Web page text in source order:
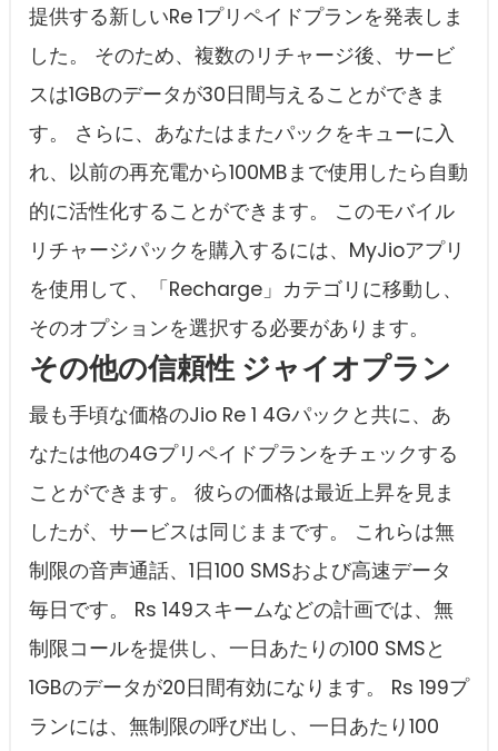
提供する新しいRe 1プリペイドプランを発表しま
した。 そのため、複数のリチャージ後、サービ
スは1GBのデータが30日間与えることができま
す。 さらに、あなたはまたパックをキューに入
れ、以前の再充電から100MBまで使用したら自動
的に活性化することができます。 このモバイル
リチャージパックを購入するには、MyJioアプリ
を使用して、「Recharge」カテゴリに移動し、
そのオプションを選択する必要があります。
その他の信頼性 ジャイオプラン
最も手頃な価格のJio Re 1 4Gパックと共に、あ
なたは他の4Gプリペイドプランをチェックする
ことができます。 彼らの価格は最近上昇を見ま
したが、サービスは同じままです。 これらは無
制限の音声通話、1日100 SMSおよび高速データ
毎日です。 Rs 149スキームなどの計画では、無
制限コールを提供し、一日あたりの100 SMSと
1GBのデータが20日間有効になります。 Rs 199プ
ランには、無制限の呼び出し、一日あたり100